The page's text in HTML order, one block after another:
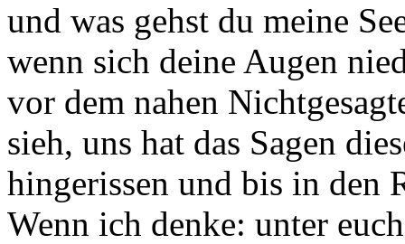
und was gehst du meine
wenn sich deine Augen
vor dem nahen
sieh, uns hat das Sagen
hingerissen und bis in den
Wenn ich denke: unter